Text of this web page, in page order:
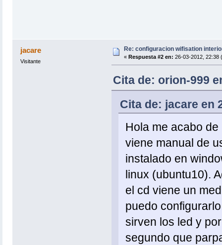
jacare
Visitante
Re: configuracion wifisation
« Respuesta #2 en: 26-03-2012, 22:38
Cita de: orion-999
Cita de: jacare en
Hola me acabo
viene manual de
instalado en
linux (ubuntu10).
el cd viene un
puedo
sirven los led y
segundo que